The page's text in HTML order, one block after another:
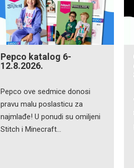
Pepco katalog 6-
12.8.2026.
Pepco ove sedmice donosi
pravu malu poslasticu za
najmlađe! U ponudi su omiljeni
Stitch i Minecraft…